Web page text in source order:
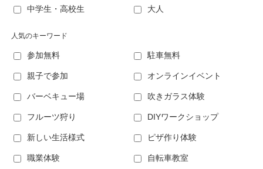
中学生・高校生 大人
人気のキーワード
参加無料 駐車無料
親子で参加 オンラインイベント
バーベキュー場 吹きガラス体験
フルーツ狩り DIYワークショップ
新しい生活様式 ピザ作り体験
職業体験 自転車教室